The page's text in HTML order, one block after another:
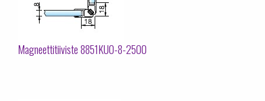
Magneettitiiviste 8851KU0-8-2500